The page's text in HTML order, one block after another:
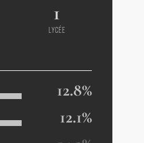
1
LYCÉE
12.8%
12.1%